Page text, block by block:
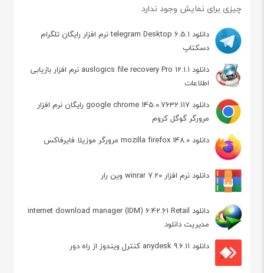
چیزی برای نمایش وجود ندارد
دانلود telegram Desktop 6.5.1 نرم افزار رایگان تلگرام
دسکتاپ
دانلود auslogics file recovery Pro 12.1.1 نرم افزار بازیابی
اطلاعات
دانلود google chrome 145.0.7632.117 رایگان نرم افزار
مرورگر گوگل کروم
دانلود mozilla firefox 148.0 مرورگر موزیلا فایرفاکس
دانلود نرم افزار winrar 7.20 وین رار
دانلود internet download manager (IDM) 6.42.61 Retail
مدیریت دانلود
دانلود anydesk 9.6.11 کنترل ویندوز از راه دور